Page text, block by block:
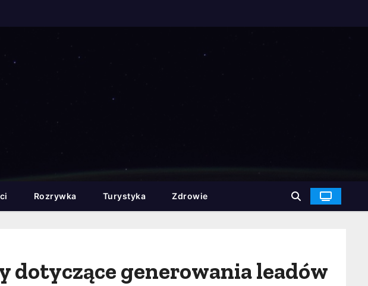
Rozrywka Turystyka Zdrowie
dotyczące generowania leadów